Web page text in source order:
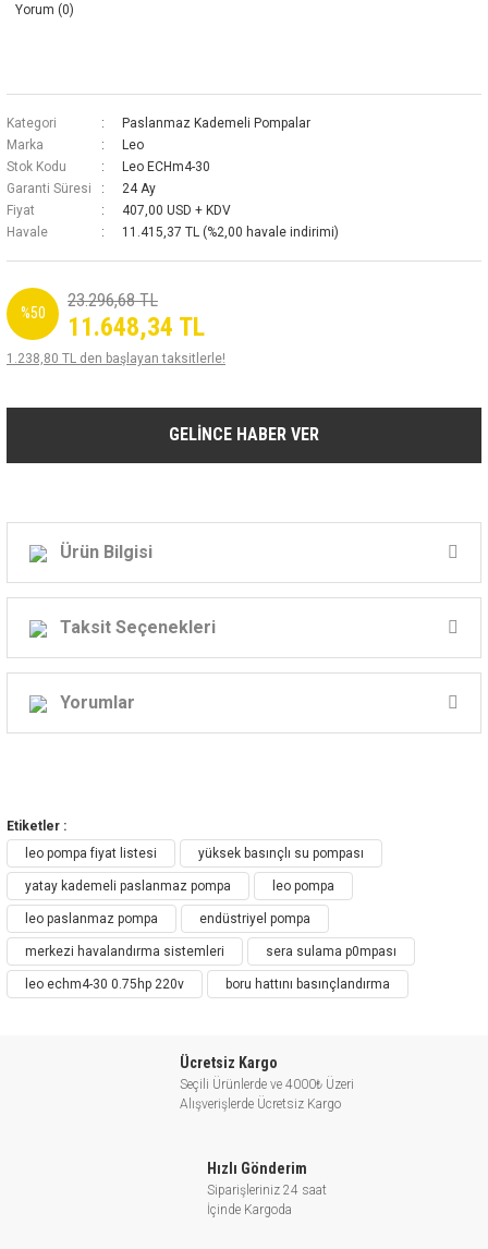
Yorum (0)
Kategori
Paslanmaz Kademeli Pompalar
Marka
Leo
Stok Kodu
Leo ECHm4-30
Garanti Süresi
24 Ay
Fiyat
407,00 USD + KDV
Havale
11.415,37 TL (%2,00 havale indirimi)
%50
23.296,68 TL
11.648,34 TL
1.238,80 TL den başlayan taksitlerle!
GELİNCE HABER VER
Ürün Bilgisi
ECH, ECHm MODEL SANTRİFÜJ POMPA
ÇEŞİTLERİ:
Yatay Çok Kademeli Santrifüj Pompa
Uygulama
Paslanmaz çelikten yatay santrifüj
pompası; evsel su kaynağı, ekipman
kültür balıkçılığı, kümes hayvancılığı,
endüstriyel ve maden, yüksek binalarda
Taksit Seçenekleri
Yorumlar
Yorum Yaz
Etiketler :
leo pompa fiyat listesi
yüksek basınçlı su pompası
yatay kademeli paslanmaz pompa leo pompa
leo paslanmaz pompa endüstriyel pompa
merkezi havalandırma sistemleri sera sulama p0mpası
leo echm4-30 0.75hp 220v boru hattını basınçlandırma
Ücretsiz Kargo
Seçili Ürünlerde ve 4000₺ Üzeri
Alışverişlerde Ücretsiz Kargo
Hızlı Gönderim
Siparişleriniz 24 saat
İçinde Kargoda